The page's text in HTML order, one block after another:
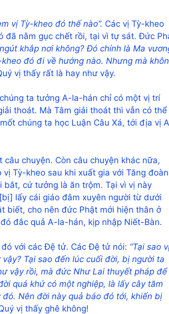
vị Tỳ-kheo đó thế nào”. Các vị Tỳ-kheo
đã nằm gục chết rồi, tại vì tự sát. Đức
khắp nơi không? Đó chính là Ma
đó đi về hướng nào. Nhưng mà
vị thấy rất là hay như vậy.
ta tưởng A-la-hán chỉ có một vị trí
thoát. Mà Tâm giải thoát thì vẫn có thể
chúng ta học Luận Câu Xá, tới địa vị
chuyện. Còn câu chuyện khác nữa,
Tỳ-kheo sau khi xuất gia với Tăng
cứ tưởng là ăn trộm. Tại vì vị này
lấy cái giáo đâm xuyên người từ dưới
biết, cho nên đức Phật mới hiện thân ở
đắc quả A-la-hán, kịp nhập Niết-Bàn.
với các Đệ tử. Các Đệ tử nói: “Tại sao
Tại sao đến lúc cuối đời, bị người ta
vậy rồi, mà đức Như Lai thuyết pháp để
quá khứ có một nghiệp, là lấy cây tăm
Nên đời này quả báo đó tới, khiến bị
Quý vị thấy ghê không!